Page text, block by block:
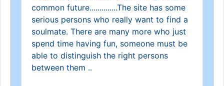
common future..............The site has some
serious persons who really want to find a
soulmate. There are many more who just
spend time having fun, someone must be
able to distinguish the right persons
between them ..